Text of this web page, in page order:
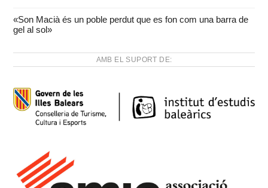
«Son Macià és un poble perdut que es fon com una barra de
gel al sol»
AMB EL SUPORT DE: